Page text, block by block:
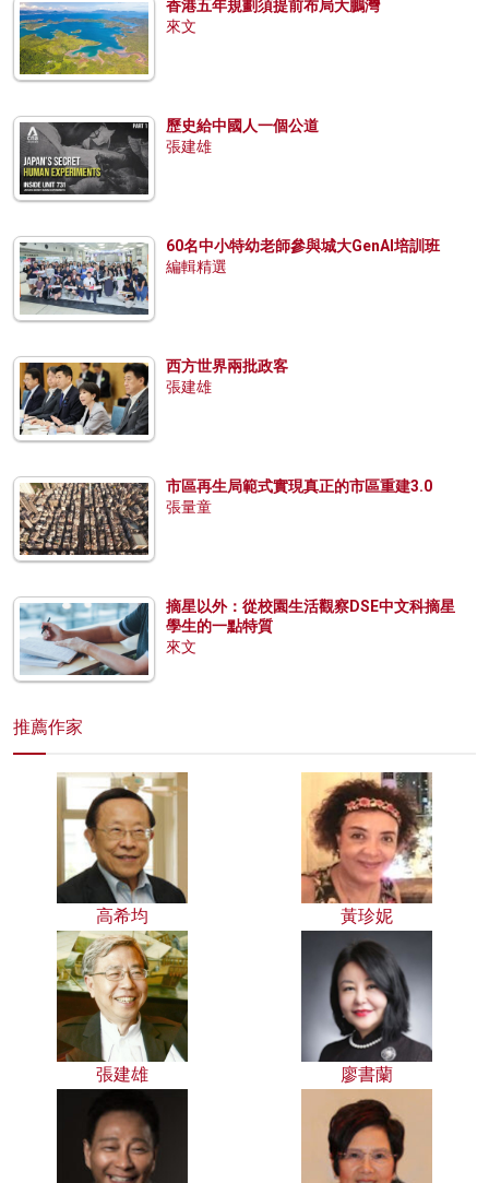
香港五年規劃須提前布局大鵬灣
來文
歷史給中國人一個公道
張建雄
60名中小特幼老師參與城大GenAI培訓班
編輯精選
西方世界兩批政客
張建雄
市區再生局範式實現真正的市區重建3.0
張量童
摘星以外：從校園生活觀察DSE中文科摘星
學生的一點特質
來文
推薦作家
高希均 黃珍妮
張建雄 廖書蘭